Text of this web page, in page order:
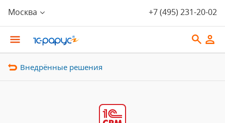
Москва +7 (495) 231-20-02
Внедрённые решения